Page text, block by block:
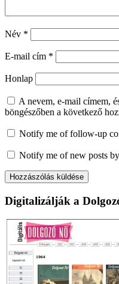
Név *
E-mail cím *
Honlap
A nevem, e-mail címem,
böngészőben a következő
Notify me of follow-up
Notify me of new posts
Digitalizálják a